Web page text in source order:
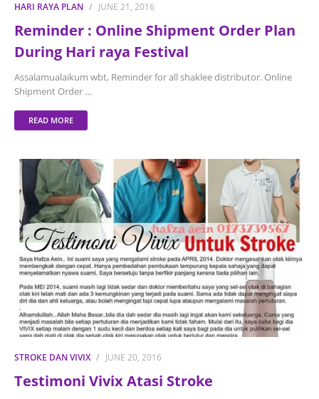
HARI RAYA PLAN JUNE 21, 2016
Reminder : Online Shipment Order Plan
During Hari raya Festival
Assalamualaikum wbt, Reminder for all shaklee distributor. Online
Shipment Order …
READ MORE
STROKE DAN VIVIX JUNE 20, 2016
Testimoni Vivix Atasi Stroke